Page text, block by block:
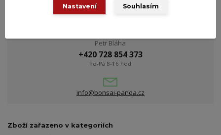
Potřebujete poradit?
Petr Bláha
+420 728 854 373
Po-Pá 8-16 hod
info@bonsai-panda.cz
Zboží zařazeno v kategoriích
Nastavení Souhlasím